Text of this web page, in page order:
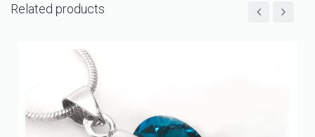
Related products